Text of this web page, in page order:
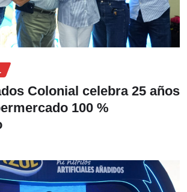
Colonial celebra 25 años
100 %